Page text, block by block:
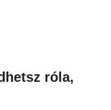
róla,